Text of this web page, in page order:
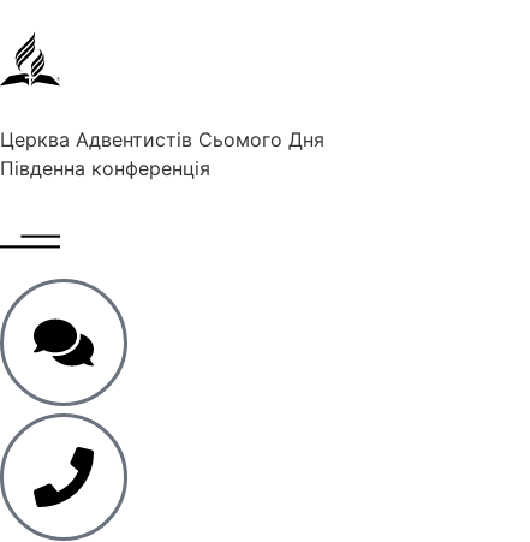
Церква Адвентистів Сьомого Дня
Південна конференція